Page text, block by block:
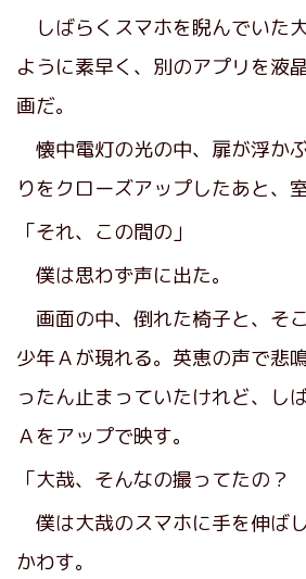
しばらくスマホを睨んでいた
ように素早く、別のアプリを液
画だ。
懐中電灯の光の中、扉が浮か
りをクローズアップしたあと、
「それ、この間の」
僕は思わず声に出た。
画面の中、倒れた椅子と、そ
少年Ａが現れる。英恵の声で悲
ったん止まっていたけれど、し
Ａをアップで映す。
「大哉、そんなの撮ってたの？
僕は大哉のスマホに手を伸ば
かわす。